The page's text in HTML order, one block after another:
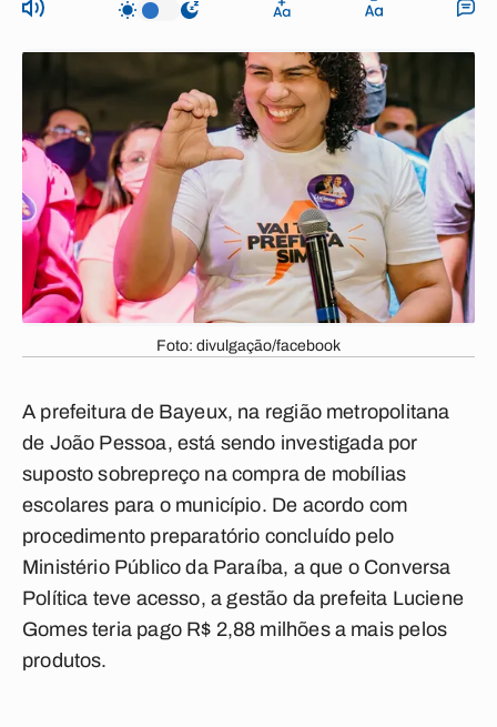
Foto: divulgação/facebook
A prefeitura de Bayeux, na região metropolitana
de João Pessoa, está sendo investigada por
suposto sobrepreço na compra de mobílias
escolares para o município. De acordo com
procedimento preparatório concluído pelo
Ministério Público da Paraíba, a que o Conversa
Política teve acesso, a gestão da prefeita Luciene
Gomes teria pago R$ 2,88 milhões a mais pelos
produtos.